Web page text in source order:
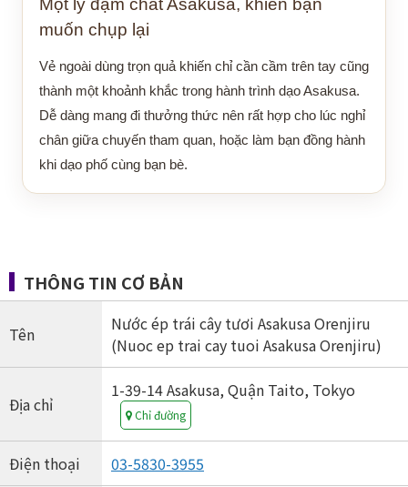
Một ly đậm chất Asakusa, khiến bạn
muốn chụp lại
Vẻ ngoài dùng trọn quả khiến chỉ cần cầm trên tay cũng
thành một khoảnh khắc trong hành trình dạo Asakusa.
Dễ dàng mang đi thưởng thức nên rất hợp cho lúc nghỉ
chân giữa chuyến tham quan, hoặc làm bạn đồng hành
khi dạo phố cùng bạn bè.
THÔNG TIN CƠ BẢN
Tên
Nước ép trái cây tươi Asakusa Orenjiru
(Nuoc ep trai cay tuoi Asakusa Orenjiru)
Địa chỉ
1-39-14 Asakusa, Quận Taito, Tokyo
Chỉ đường
Điện thoại 03-5830-3955